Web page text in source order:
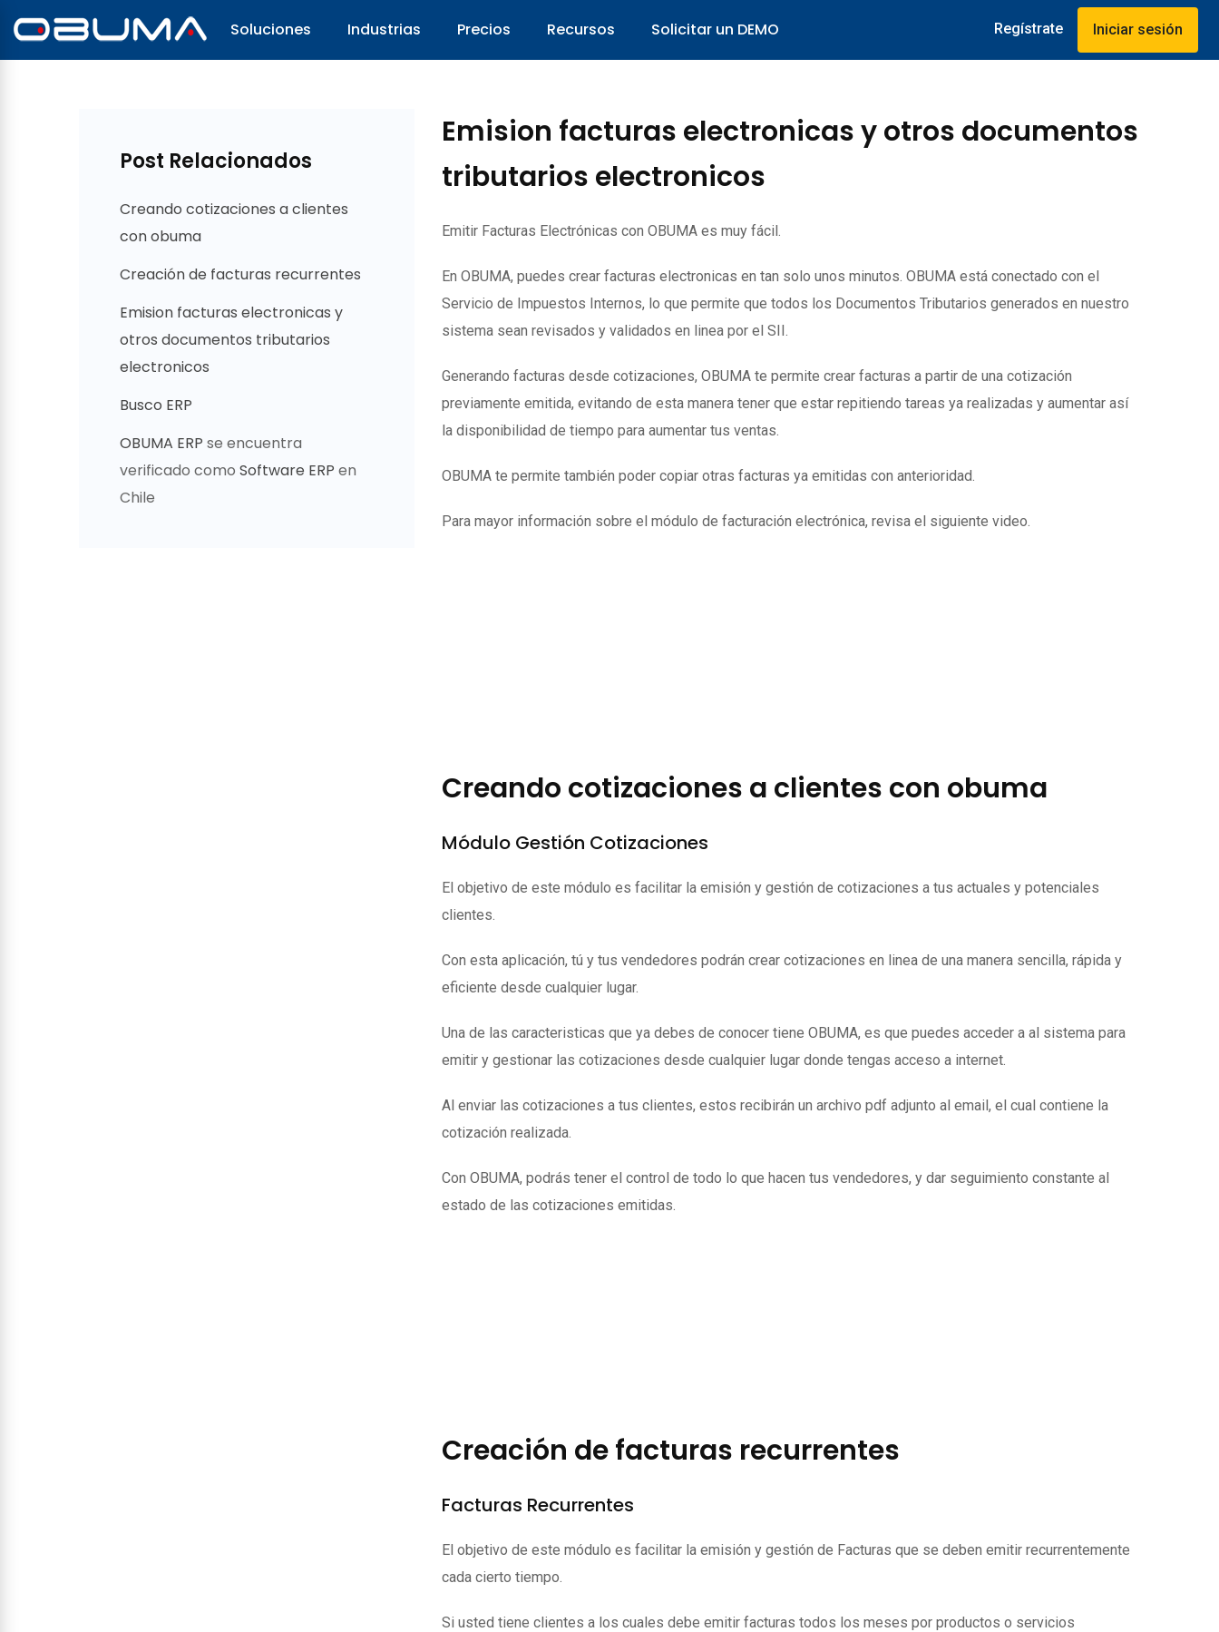
Soluciones Industrias Precios Recursos Solicitar un DEMO Regístrate Iniciar sesión
Emision facturas electronicas y otros documentos
tributarios electronicos
Emitir Facturas Electrónicas con OBUMA es muy fácil.
En OBUMA, puedes crear facturas electronicas en tan solo unos minutos. OBUMA está conectado con el
Servicio de Impuestos Internos, lo que permite que todos los Documentos Tributarios generados en nuestro
sistema sean revisados y validados en linea por el SII.
Generando facturas desde cotizaciones, OBUMA te permite crear facturas a partir de una cotización
previamente emitida, evitando de esta manera tener que estar repitiendo tareas ya realizadas y aumentar así
la disponibilidad de tiempo para aumentar tus ventas.
OBUMA te permite también poder copiar otras facturas ya emitidas con anterioridad.
Para mayor información sobre el módulo de facturación electrónica, revisa el siguiente video.
Post Relacionados
Creando cotizaciones a clientes
con obuma
Creación de facturas recurrentes
Emision facturas electronicas y
otros documentos tributarios
electronicos
Busco ERP
OBUMA ERP se encuentra
verificado como Software ERP en
Chile
Creando cotizaciones a clientes con obuma
Módulo Gestión Cotizaciones
El objetivo de este módulo es facilitar la emisión y gestión de cotizaciones a tus actuales y potenciales
clientes.
Con esta aplicación, tú y tus vendedores podrán crear cotizaciones en linea de una manera sencilla, rápida y
eficiente desde cualquier lugar.
Una de las caracteristicas que ya debes de conocer tiene OBUMA, es que puedes acceder a al sistema para
emitir y gestionar las cotizaciones desde cualquier lugar donde tengas acceso a internet.
Al enviar las cotizaciones a tus clientes, estos recibirán un archivo pdf adjunto al email, el cual contiene la
cotización realizada.
Con OBUMA, podrás tener el control de todo lo que hacen tus vendedores, y dar seguimiento constante al
estado de las cotizaciones emitidas.
Creación de facturas recurrentes
Facturas Recurrentes
El objetivo de este módulo es facilitar la emisión y gestión de Facturas que se deben emitir recurrentemente
cada cierto tiempo.
Si usted tiene clientes a los cuales debe emitir facturas todos los meses por productos o servicios